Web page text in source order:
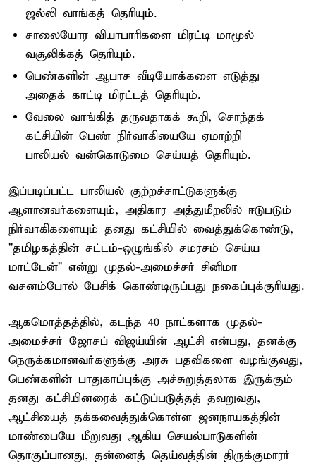
ஜல்லி வாங்கத் தெரியும்.
சாலையோர வியாபாரிகளை மிரட்டி மாமூல்
வசூலிக்கத் தெரியும்.
பெண்களின் ஆபாச வீடியோக்களை எடுத்து
அதைக் காட்டி மிரட்டத் தெரியும்.
வேலை வாங்கித் தருவதாகக் கூறி, சொந்தக்
கட்சியின் பெண் நிர்வாகியையே ஏமாற்றி
பாலியல் வன்கொடுமை செய்யத் தெரியும்.
இப்படிப்பட்ட பாலியல் குற்றச்சாட்டுகளுக்கு
ஆளானவர்களையும், அதிகார அத்துமீறலில் ஈடுபடும்
நிர்வாகிகளையும் தனது கட்சியில் வைத்துக்கொண்டு,
"தமிழகத்தின் சட்டம்-ஒழுங்கில் சமரசம் செய்ய
மாட்டேன்" என்று முதல்-அமைச்சர் சினிமா
வசனம்போல் பேசிக் கொண்டிருப்பது நகைப்புக்குரியது.
ஆகமொத்தத்தில், கடந்த 40 நாட்களாக முதல்-
அமைச்சர் ஜோசப் விஜய்யின் ஆட்சி என்பது, தனக்கு
நெருக்கமானவர்களுக்கு அரசு பதவிகளை வழங்குவது,
பெண்களின் பாதுகாப்புக்கு அச்சுறுத்தலாக இருக்கும்
தனது கட்சியினரைக் கட்டுப்படுத்தத் தவறுவது,
ஆட்சியைத் தக்கவைத்துக்கொள்ள ஜனநாயகத்தின்
மாண்பையே மீறுவது ஆகிய செயல்பாடுகளின்
தொகுப்பானது, தன்னைத் தெய்வத்தின் திருக்குமாரர்